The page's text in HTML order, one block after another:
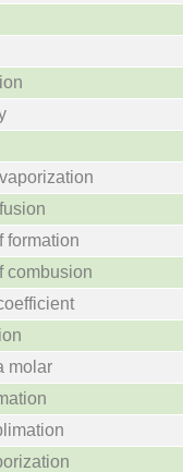
formation
combusion
molar